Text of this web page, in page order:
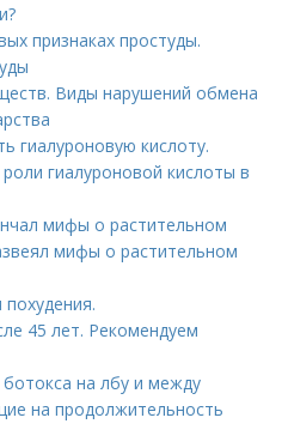
признаках простуды.
Виды нарушений обмена
гиалуроновую кислоту.
гиалуроновой кислоты в
мифы о растительном
мифы о растительном
45 лет. Рекомендуем
на лбу и между
на продолжительность